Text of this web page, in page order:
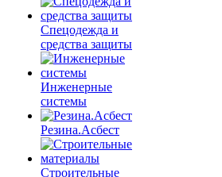
Спецодежда и
средства защиты
Инженерные
системы
Резина.Асбест
Строительные